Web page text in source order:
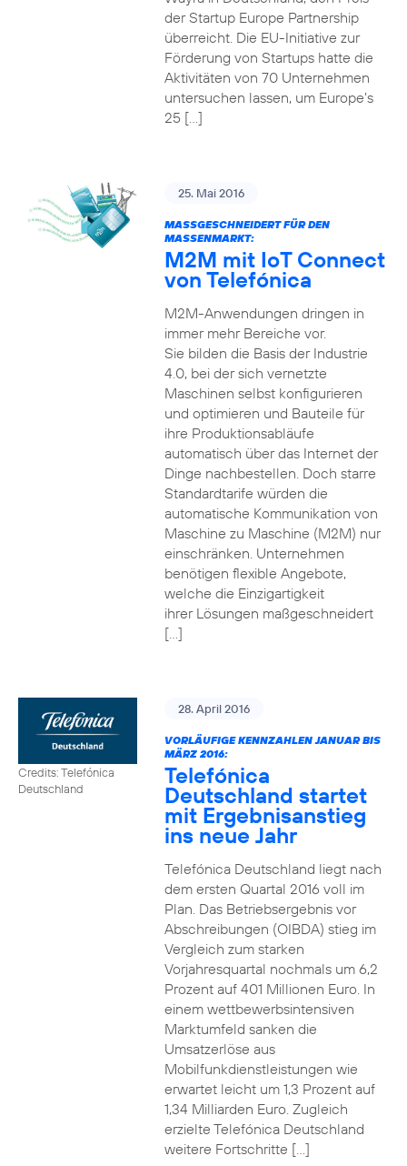
der Startup Europe Partnership
überreicht. Die EU-Initiative zur
Förderung von Startups hatte die
Aktivitäten von 70 Unternehmen
untersuchen lassen, um Europe’s
25 […]
25. Mai 2016
MASSGESCHNEIDERT FÜR DEN M
ASSENMARKT:
M2M mit IoT Connect
von Telefónica
M2M-Anwendungen dringen in
immer mehr Bereiche vor.
Sie bilden die Basis der Industrie
4.0, bei der sich vernetzte
Maschinen selbst konfigurieren
und optimieren und Bauteile für
ihre Produktionsabläufe
automatisch über das Internet der
Dinge nachbestellen. Doch starre
Standardtarife würden die
automatische Kommunikation von
Maschine zu Maschine (M2M) nur
einschränken. Unternehmen
benötigen flexible Angebote,
welche die Einzigartigkeit
ihrer Lösungen maßgeschneidert
[…]
Credits: Telefónica
Deutschland
28. April 2016
VORLÄUFIGE KENNZAHLEN JANUAR BIS
MÄRZ 2016:
Telefónica
Deutschland startet
mit Ergebnisanstieg
ins neue Jahr
Telefónica Deutschland liegt nach
dem ersten Quartal 2016 voll im
Plan. Das Betriebsergebnis vor
Abschreibungen (OIBDA) stieg im
Vergleich zum starken
Vorjahresquartal nochmals um 6,2
Prozent auf 401 Millionen Euro. In
einem wettbewerbsintensiven
Marktumfeld sanken die
Umsatzerlöse aus
Mobilfunkdienstleistungen wie
erwartet leicht um 1,3 Prozent auf
1,34 Milliarden Euro. Zugleich
erzielte Telefónica Deutschland
weitere Fortschritte […]